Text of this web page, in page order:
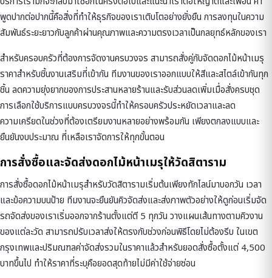
พูดปากต่อปากนี้คือสิ่งที่ทำให้ธุรกิจของเราเติบโตอย่างยั่งยืน การลงทุนในความ
สัมพันธ์ระยะยาวกับลูกค้าผ่านคุณภาพและความตรงเวลาเป็นกลยุทธ์หลักของเรา
สำหรับครอบครัวที่ต้องการจัดงานครบวงจร สามารถสั่งคู่กับจัดดอกไม้หน้าเมรุ
ราคาสำหรับชิ้นงานเสริมที่เข้ากัน ทีมงานของเราออกแบบให้สีและสไตล์เข้ากันทุก
ชิ้น ลดความยุ่งยากของการประสานหลายร้านและรับส่วนลดเพิ่มเมื่อสั่งครบชุด
การเลือกใช้บริการแบบครบวงจรนี้ทำให้ครอบครัวประหยัดเวลาและลด
ความเครียดในช่วงที่ต้องเตรียมงานหลายอย่างพร้อมกัน เพียงตกลงแบบและ
ยืนยันงบประมาณ ที่เหลือเราจัดการให้ทุกขั้นตอน
การสั่งซื้อและจัดส่งดอกไม้หน้าเมรุให้วัดสิตาราม
การสั่งซื้อดอกไม้หน้าเมรุสำหรับวัดสิตารามเริ่มต้นเพียงทักไลน์มาบอกวัน เวลา
และข้อความบนป้าย ทีมงานจะยืนยันคิวจัดส่งและส่งภาพตัวอย่างให้ดูก่อนเริ่มจัด
รถจัดส่งของเราเริ่มออกจากร้านตั้งแต่ตี 5 ทุกวัน วางแผนเส้นทางตามคิวงาน
ของแต่ละวัด สามารถปรับเวลาส่งให้ตรงกับช่วงก่อนพิธีโดยไม่ต้องรีบ ในเขต
กรุงเทพและปริมณฑลค่าจัดส่งรวมในราคาแล้วสำหรับยอดสั่งซื้อตั้งแต่ 4,500
บาทขึ้นไป ทำให้ราคาที่ระบุคือยอดสุดท้ายไม่มีค่าใช้จ่ายซ่อน